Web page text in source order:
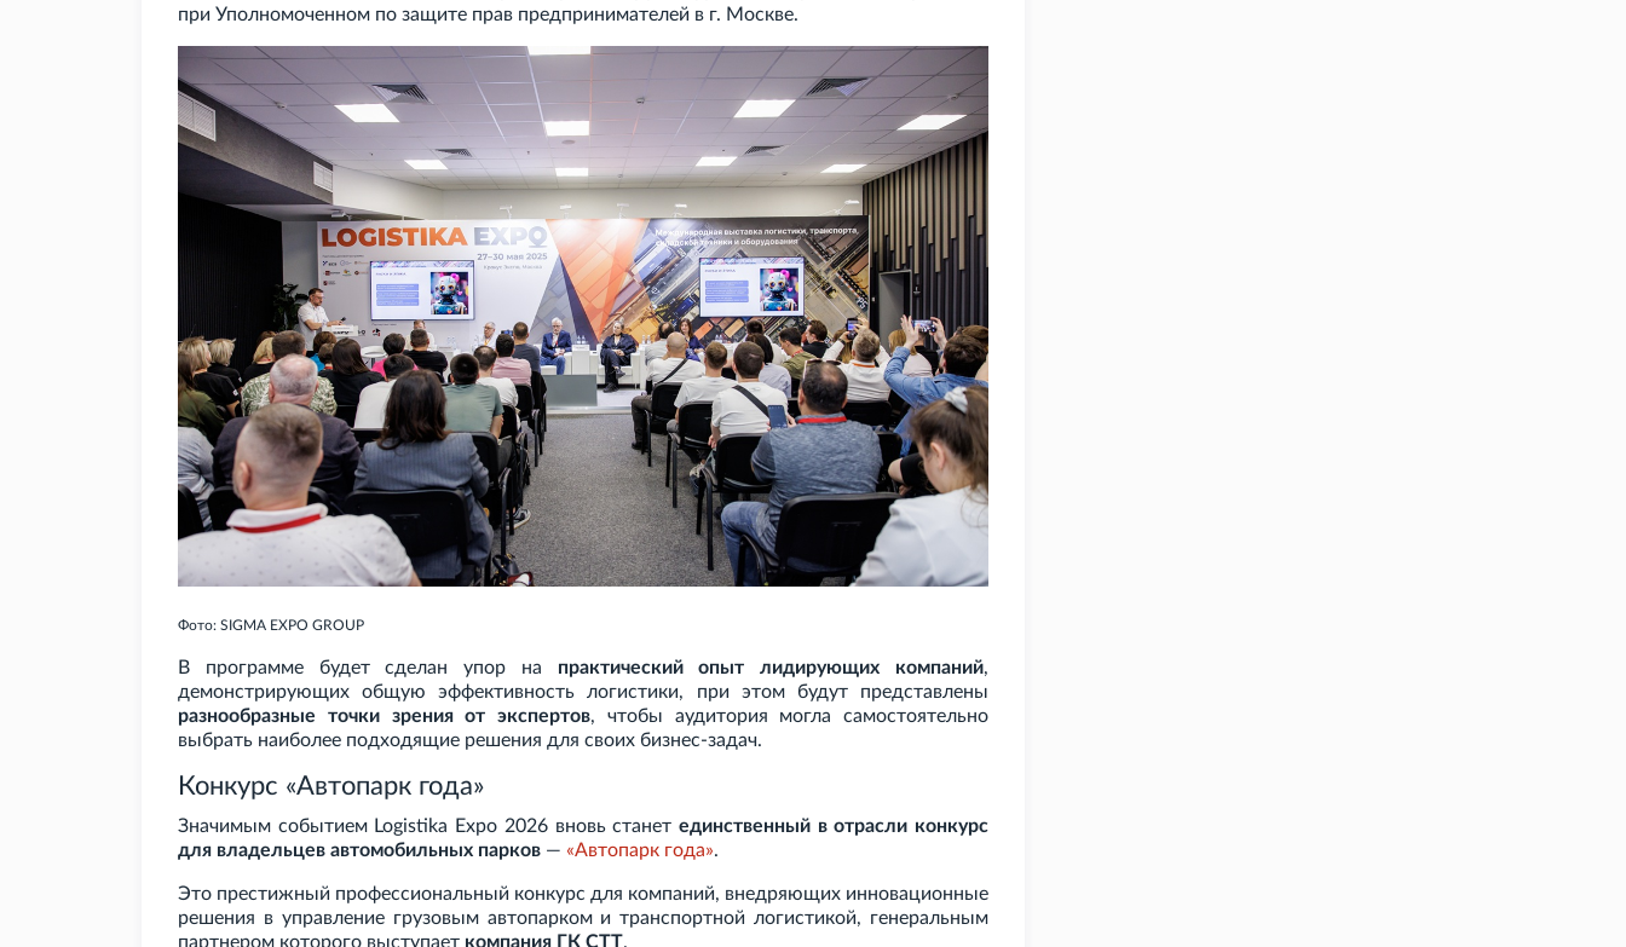
при Уполномоченном по защите прав предпринимателей в г. Москве.
Фото: SIGMA EXPO GROUP
В программе будет сделан упор на практический опыт лидирующих компаний,
демонстрирующих общую эффективность логистики, при этом будут представлены
разнообразные точки зрения от экспертов, чтобы аудитория могла самостоятельно
выбрать наиболее подходящие решения для своих бизнес-задач.
Конкурс «Автопарк года»
Значимым событием Logistika Expo 2026 вновь станет единственный в отрасли конкурс
для владельцев автомобильных парков — «Автопарк года».
Это престижный профессиональный конкурс для компаний, внедряющих инновационные
решения в управление грузовым автопарком и транспортной логистикой, генеральным
партнером которого выступает компания ГК СТТ.